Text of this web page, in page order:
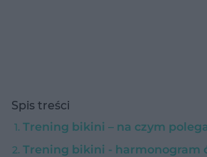
Spis treści
Trening bikini – na czym
Trening bikini - harmonogram